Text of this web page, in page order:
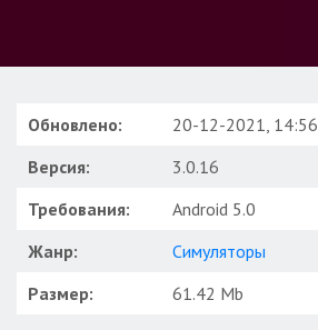
Обновлено:
20-12-2021, 14:56
Версия:
3.0.16
Требования:
Android 5.0
Жанр:
Симуляторы
Размер:
61.42 Mb